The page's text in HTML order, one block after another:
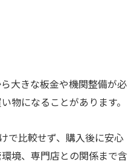
大きな板金や機関整備が必
物になることがあります。
で比較せず、購入後に安心
境、専門店との関係まで含